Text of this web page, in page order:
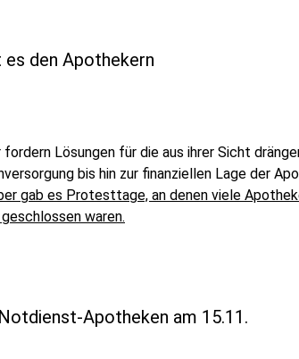
es den Apothekern
Lösungen für die aus ihrer Sicht
bis hin zur finanziellen Lage der
gab es Protesttage, an denen viele
waren.
Apotheken am 15.11.